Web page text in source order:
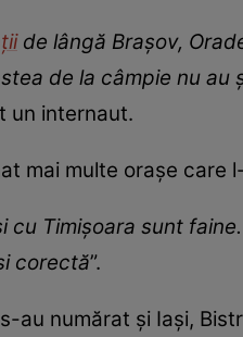
de lângă Brașov,
de la câmpie nu
un internaut.
mai multe orașe care
cu Timișoara sunt
corectă”.
au numărat și Iași,